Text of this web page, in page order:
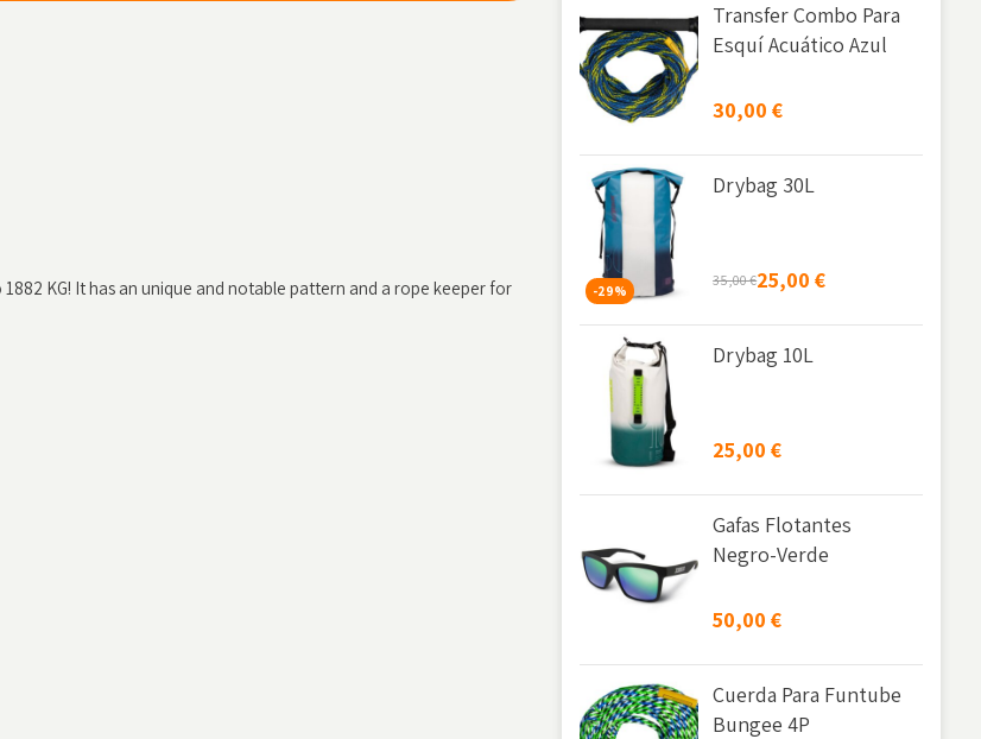
KG! It has an unique and notable pattern and a rope keeper for
Transfer Combo Para
Esquí Acuático Azul
30,00€
-29%
Drybag 30L
35,00€25,00€
Drybag 10L
25,00€
Gafas Flotantes
Negro-Verde
50,00€
Cuerda Para Funtube
Bungee 4P